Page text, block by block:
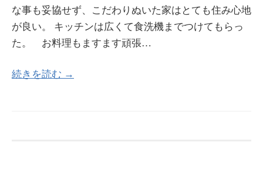
な事も妥協せず、こだわりぬいた家はとても住み心地
が良い。 キッチンは広くて食洗機までつけてもらっ
た。 お料理もますます頑張…
続きを読む →